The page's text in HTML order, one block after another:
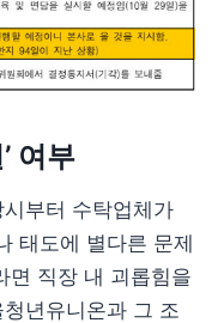
여부
부터 수탁업체가
태도에 별다른 문제
면 직장 내 괴롭힘을
년유니온과 그 조